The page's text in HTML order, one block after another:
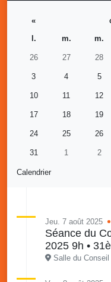
Calendrier
«
l.
m. m.
26 27 28
3 4 5
10 11 12
17 18 19
24 25 26
31 1 2
Jeu. 7 août 2025
Séance du
2025 9h •
Salle du